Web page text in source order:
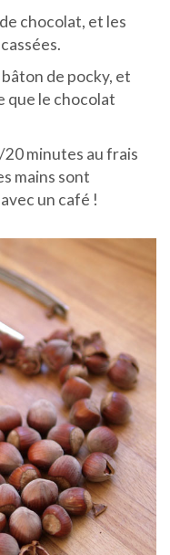
chocolat, et les
de pocky, et
que le chocolat
minutes au frais
mains sont
un café !